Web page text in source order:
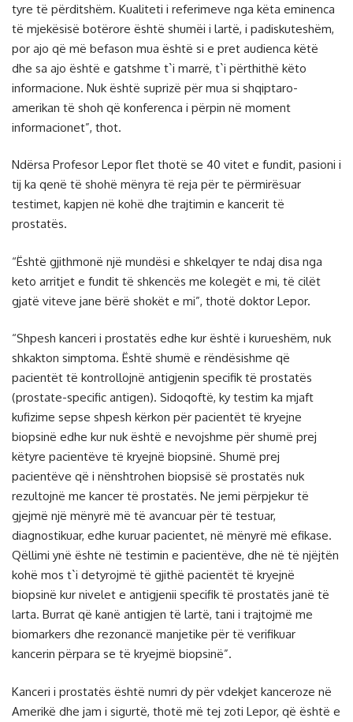
tyre të përditshëm. Kualiteti i referimeve nga këta eminenca
të mjekësisë botërore është shumëi i lartë, i padiskuteshëm,
por ajo që më befason mua është si e pret audienca këtë
dhe sa ajo është e gatshme t`i marrë, t`i përthithë këto
informacione. Nuk është suprizë për mua si shqiptaro-
amerikan të shoh që konferenca i përpin në moment
informacionet”, thot.
Ndërsa Profesor Lepor flet thotë se 40 vitet e fundit, pasioni i
tij ka qenë të shohë mënyra të reja për te përmirësuar
testimet, kapjen në kohë dhe trajtimin e kancerit të
prostatës.
“Është gjithmonë një mundësi e shkelqyer te ndaj disa nga
keto arritjet e fundit të shkencës me kolegët e mi, të cilët
gjatë viteve jane bërë shokët e mi”, thotë doktor Lepor.
“Shpesh kanceri i prostatës edhe kur është i kurueshëm, nuk
shkakton simptoma. Është shumë e rëndësishme që
pacientët të kontrollojnë antigjenin specifik të prostatës
(prostate-specific antigen). Sidoqoftë, ky testim ka mjaft
kufizime sepse shpesh kërkon për pacientët të kryejne
biopsinë edhe kur nuk është e nevojshme për shumë prej
këtyre pacientëve të kryejnë biopsinë. Shumë prej
pacientëve që i nënshtrohen biopsisë së prostatës nuk
rezultojnë me kancer të prostatës. Ne jemi përpjekur të
gjejmë një mënyrë më të avancuar për të testuar,
diagnostikuar, edhe kuruar pacientet, në mënyrë më efikase.
Qëllimi ynë ështe në testimin e pacientëve, dhe në të njëjtën
kohë mos t`i detyrojmë të gjithë pacientët të kryejnë
biopsinë kur nivelet e antigjenii specifik të prostatës janë të
larta. Burrat që kanë antigjen të lartë, tani i trajtojmë me
biomarkers dhe rezonancë manjetike për të verifikuar
kancerin përpara se të kryejmë biopsinë”.
Kanceri i prostatës është numri dy për vdekjet kanceroze në
Amerikë dhe jam i sigurtë, thotë më tej zoti Lepor, që është e